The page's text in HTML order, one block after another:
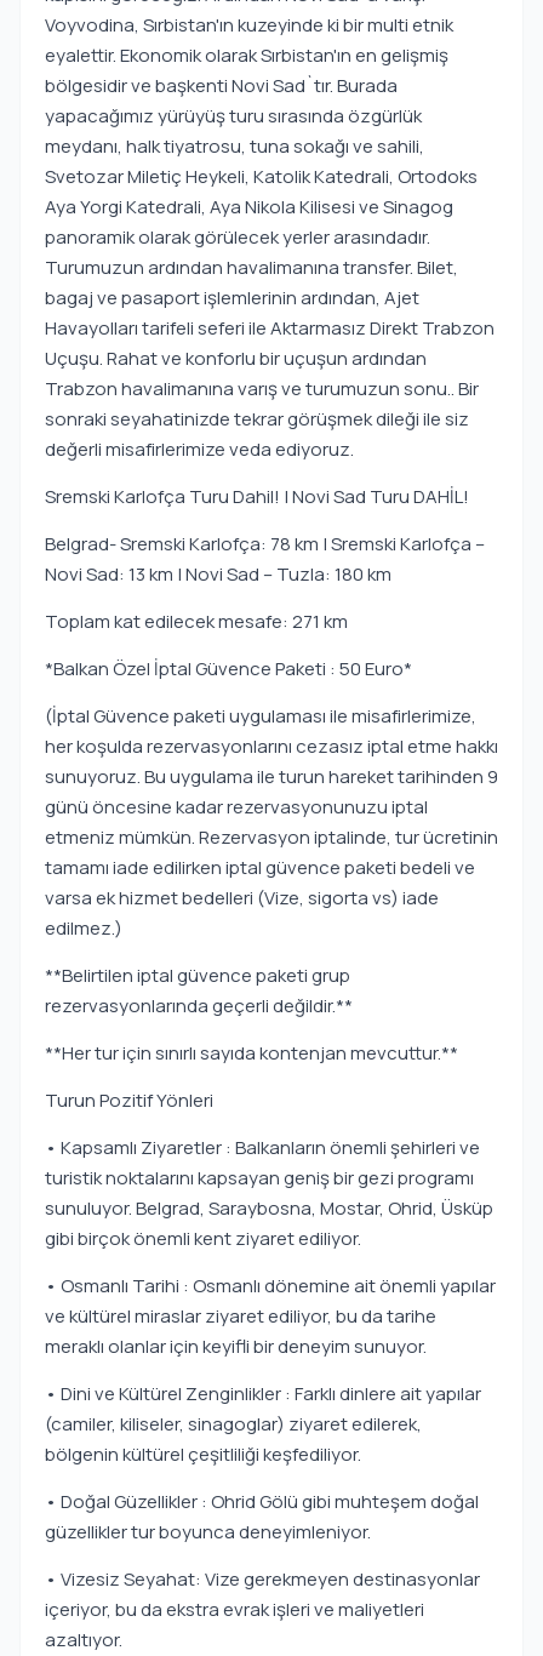
Voyvodina, Sırbistan'ın kuzeyinde ki bir multi etnik
eyalettir. Ekonomik olarak Sırbistan'ın en gelişmiş
bölgesidir ve başkenti Novi Sad`tır. Burada
yapacağımız yürüyüş turu sırasında özgürlük
meydanı, halk tiyatrosu, tuna sokağı ve sahili,
Svetozar Miletiç Heykeli, Katolik Katedrali, Ortodoks
Aya Yorgi Katedrali, Aya Nikola Kilisesi ve Sinagog
panoramik olarak görülecek yerler arasındadır.
Turumuzun ardından havalimanına transfer. Bilet,
bagaj ve pasaport işlemlerinin ardından, Ajet
Havayolları tarifeli seferi ile Aktarmasız Direkt Trabzon
Uçuşu. Rahat ve konforlu bir uçuşun ardından
Trabzon havalimanına varış ve turumuzun sonu.. Bir
sonraki seyahatinizde tekrar görüşmek dileği ile siz
değerli misafirlerimize veda ediyoruz.
Sremski Karlofça Turu Dahil! | Novi Sad Turu DAHİL!
Belgrad- Sremski Karlofça: 78 km | Sremski Karlofça –
Novi Sad: 13 km | Novi Sad – Tuzla: 180 km
Toplam kat edilecek mesafe: 271 km
*Balkan Özel İptal Güvence Paketi : 50 Euro*
(İptal Güvence paketi uygulaması ile misafirlerimize,
her koşulda rezervasyonlarını cezasız iptal etme hakkı
sunuyoruz. Bu uygulama ile turun hareket tarihinden 9
günü öncesine kadar rezervasyonunuzu iptal
etmeniz mümkün. Rezervasyon iptalinde, tur ücretinin
tamamı iade edilirken iptal güvence paketi bedeli ve
varsa ek hizmet bedelleri (Vize, sigorta vs) iade
edilmez.)
**Belirtilen iptal güvence paketi grup
rezervasyonlarında geçerli değildir.**
**Her tur için sınırlı sayıda kontenjan mevcuttur.**
Turun Pozitif Yönleri
• Kapsamlı Ziyaretler : Balkanların önemli şehirleri ve
turistik noktalarını kapsayan geniş bir gezi programı
sunuluyor. Belgrad, Saraybosna, Mostar, Ohrid, Üsküp
gibi birçok önemli kent ziyaret ediliyor.
• Osmanlı Tarihi : Osmanlı dönemine ait önemli yapılar
ve kültürel miraslar ziyaret ediliyor, bu da tarihe
meraklı olanlar için keyifli bir deneyim sunuyor.
• Dini ve Kültürel Zenginlikler : Farklı dinlere ait yapılar
(camiler, kiliseler, sinagoglar) ziyaret edilerek,
bölgenin kültürel çeşitliliği keşfediliyor.
• Doğal Güzellikler : Ohrid Gölü gibi muhteşem doğal
güzellikler tur boyunca deneyimleniyor.
• Vizesiz Seyahat: Vize gerekmeyen destinasyonlar
içeriyor, bu da ekstra evrak işleri ve maliyetleri
azaltıyor.